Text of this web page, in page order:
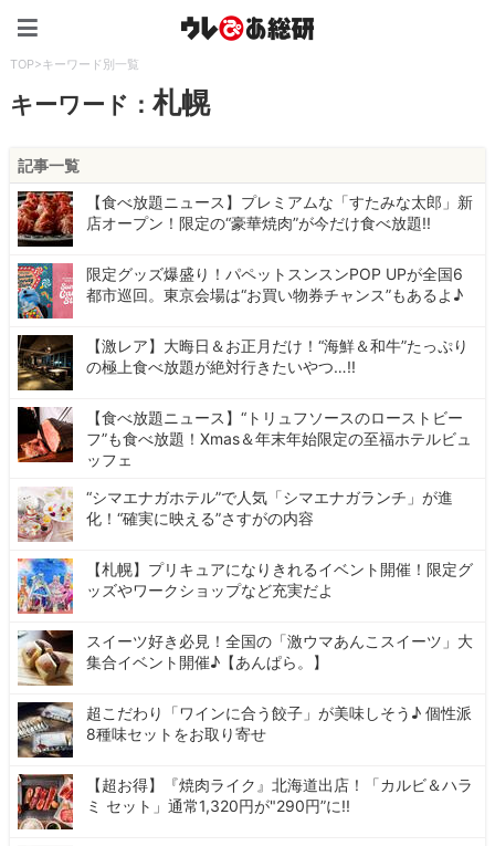
TOP>キーワード別一覧
キーワード：札幌
記事一覧
【食べ放題ニュース】プレミアムな「すたみな太郎」新
店オープン！限定の“豪華焼肉”が今だけ食べ放題!!
限定グッズ爆盛り！パペットスンスンPOP UPが全国6
都市巡回。東京会場は“お買い物券チャンス”もあるよ♪
【激レア】大晦日＆お正月だけ！“海鮮＆和牛”たっぷり
の極上食べ放題が絶対行きたいやつ…!!
【食べ放題ニュース】“トリュフソースのローストビー
フ”も食べ放題！Xmas＆年末年始限定の至福ホテルビュ
ッフェ
“シマエナガホテル”で人気「シマエナガランチ」が進
化！“確実に映える”さすがの内容
【札幌】プリキュアになりきれるイベント開催！限定グ
ッズやワークショップなど充実だよ
スイーツ好き必見！全国の「激ウマあんこスイーツ」大
集合イベント開催♪【あんぱら。】
超こだわり「ワインに合う餃子」が美味しそう♪ 個性派
8種味セットをお取り寄せ
【超お得】『焼肉ライク』北海道出店！「カルビ＆ハラ
ミ セット」通常1,320円が"290円”に!!